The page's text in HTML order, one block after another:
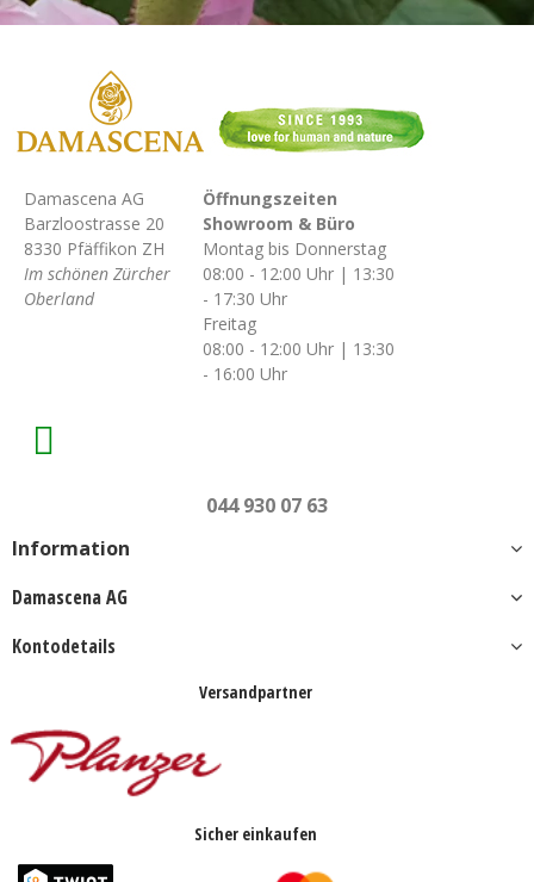
Damascena AG
Barzloostrasse 20
8330 Pfäffikon ZH
Im schönen Zürcher
Oberland
Öffnungszeiten
Showroom & Büro
Montag bis Donnerstag
08:00 - 12:00 Uhr | 13:30
- 17:30 Uhr
Freitag
08:00 - 12:00 Uhr | 13:30
- 16:00 Uhr
044 930 07 63
Information
Damascena AG
Kontodetails
Versandpartner
Sicher einkaufen